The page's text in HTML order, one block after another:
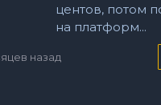
центов, потом
на платформ...
назад